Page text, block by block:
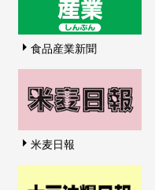
食品産業新聞
米麦日報